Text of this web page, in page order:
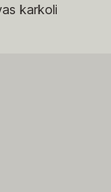
karkoli